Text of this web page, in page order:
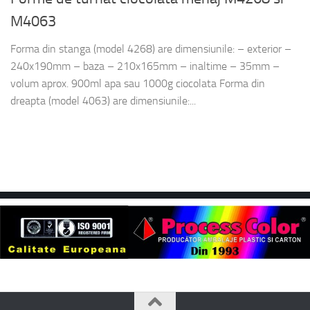
M4063
Forma din stanga (model 4268) are dimensiunile: – exterior –
240x190mm – baza – 210x165mm – inaltime – 35mm –
volum aprox. 900ml apa sau 1000g ciocolata Forma din
dreapta (model 4063) are dimensiunile:...